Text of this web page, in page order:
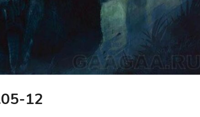
12